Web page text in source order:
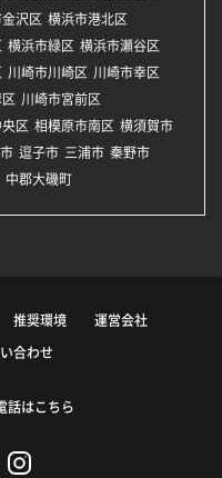
沢区 横浜市港北区
横浜市緑区 横浜市瀬谷区
川崎市川崎区 川崎市幸区
川崎市宮前区
区 相模原市南区 横須賀市
逗子市 三浦市 秦野市
中郡大磯町
推奨環境 運営会社
合わせ
話はこちら